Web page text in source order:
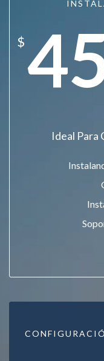
$
Ideal Para